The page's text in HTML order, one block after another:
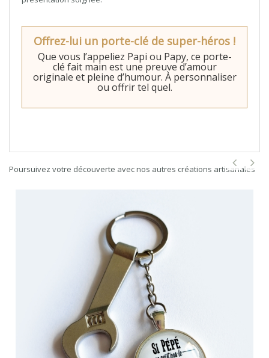
Offrez-lui un porte-clé de super-héros !
Que vous l’appeliez Papi ou Papy, ce porte-
clé fait main est une preuve d’amour
originale et pleine d’humour. À personnaliser
ou offrir tel quel.
Poursuivez votre découverte avec nos autres créations artisanales